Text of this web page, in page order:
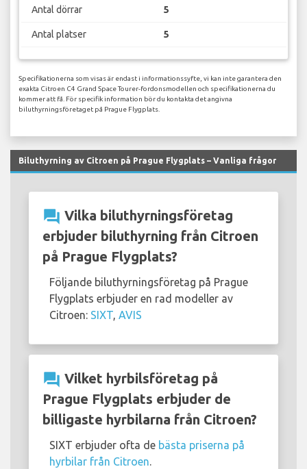
Antal dörrar 5
Antal platser 5
Specifikationerna som visas är endast i informationssyfte, vi kan inte garantera den
exakta Citroen C4 Grand Space Tourer-fordonsmodellen och specifikationerna du
kommer att få. För specifik information bör du kontakta det angivna
biluthyrningsföretaget på Prague Flygplats.
Biluthyrning av Citroen på Prague Flygplats – Vanliga frågor
question_answer Vilka biluthyrningsföretag
erbjuder biluthyrning från Citroen
på Prague Flygplats?
Följande biluthyrningsföretag på Prague
Flygplats erbjuder en rad modeller av
Citroen: SIXT, AVIS
question_answer Vilket hyrbilsföretag på
Prague Flygplats erbjuder de
billigaste hyrbilarna från Citroen?
SIXT erbjuder ofta de bästa priserna på
hyrbilar från Citroen.